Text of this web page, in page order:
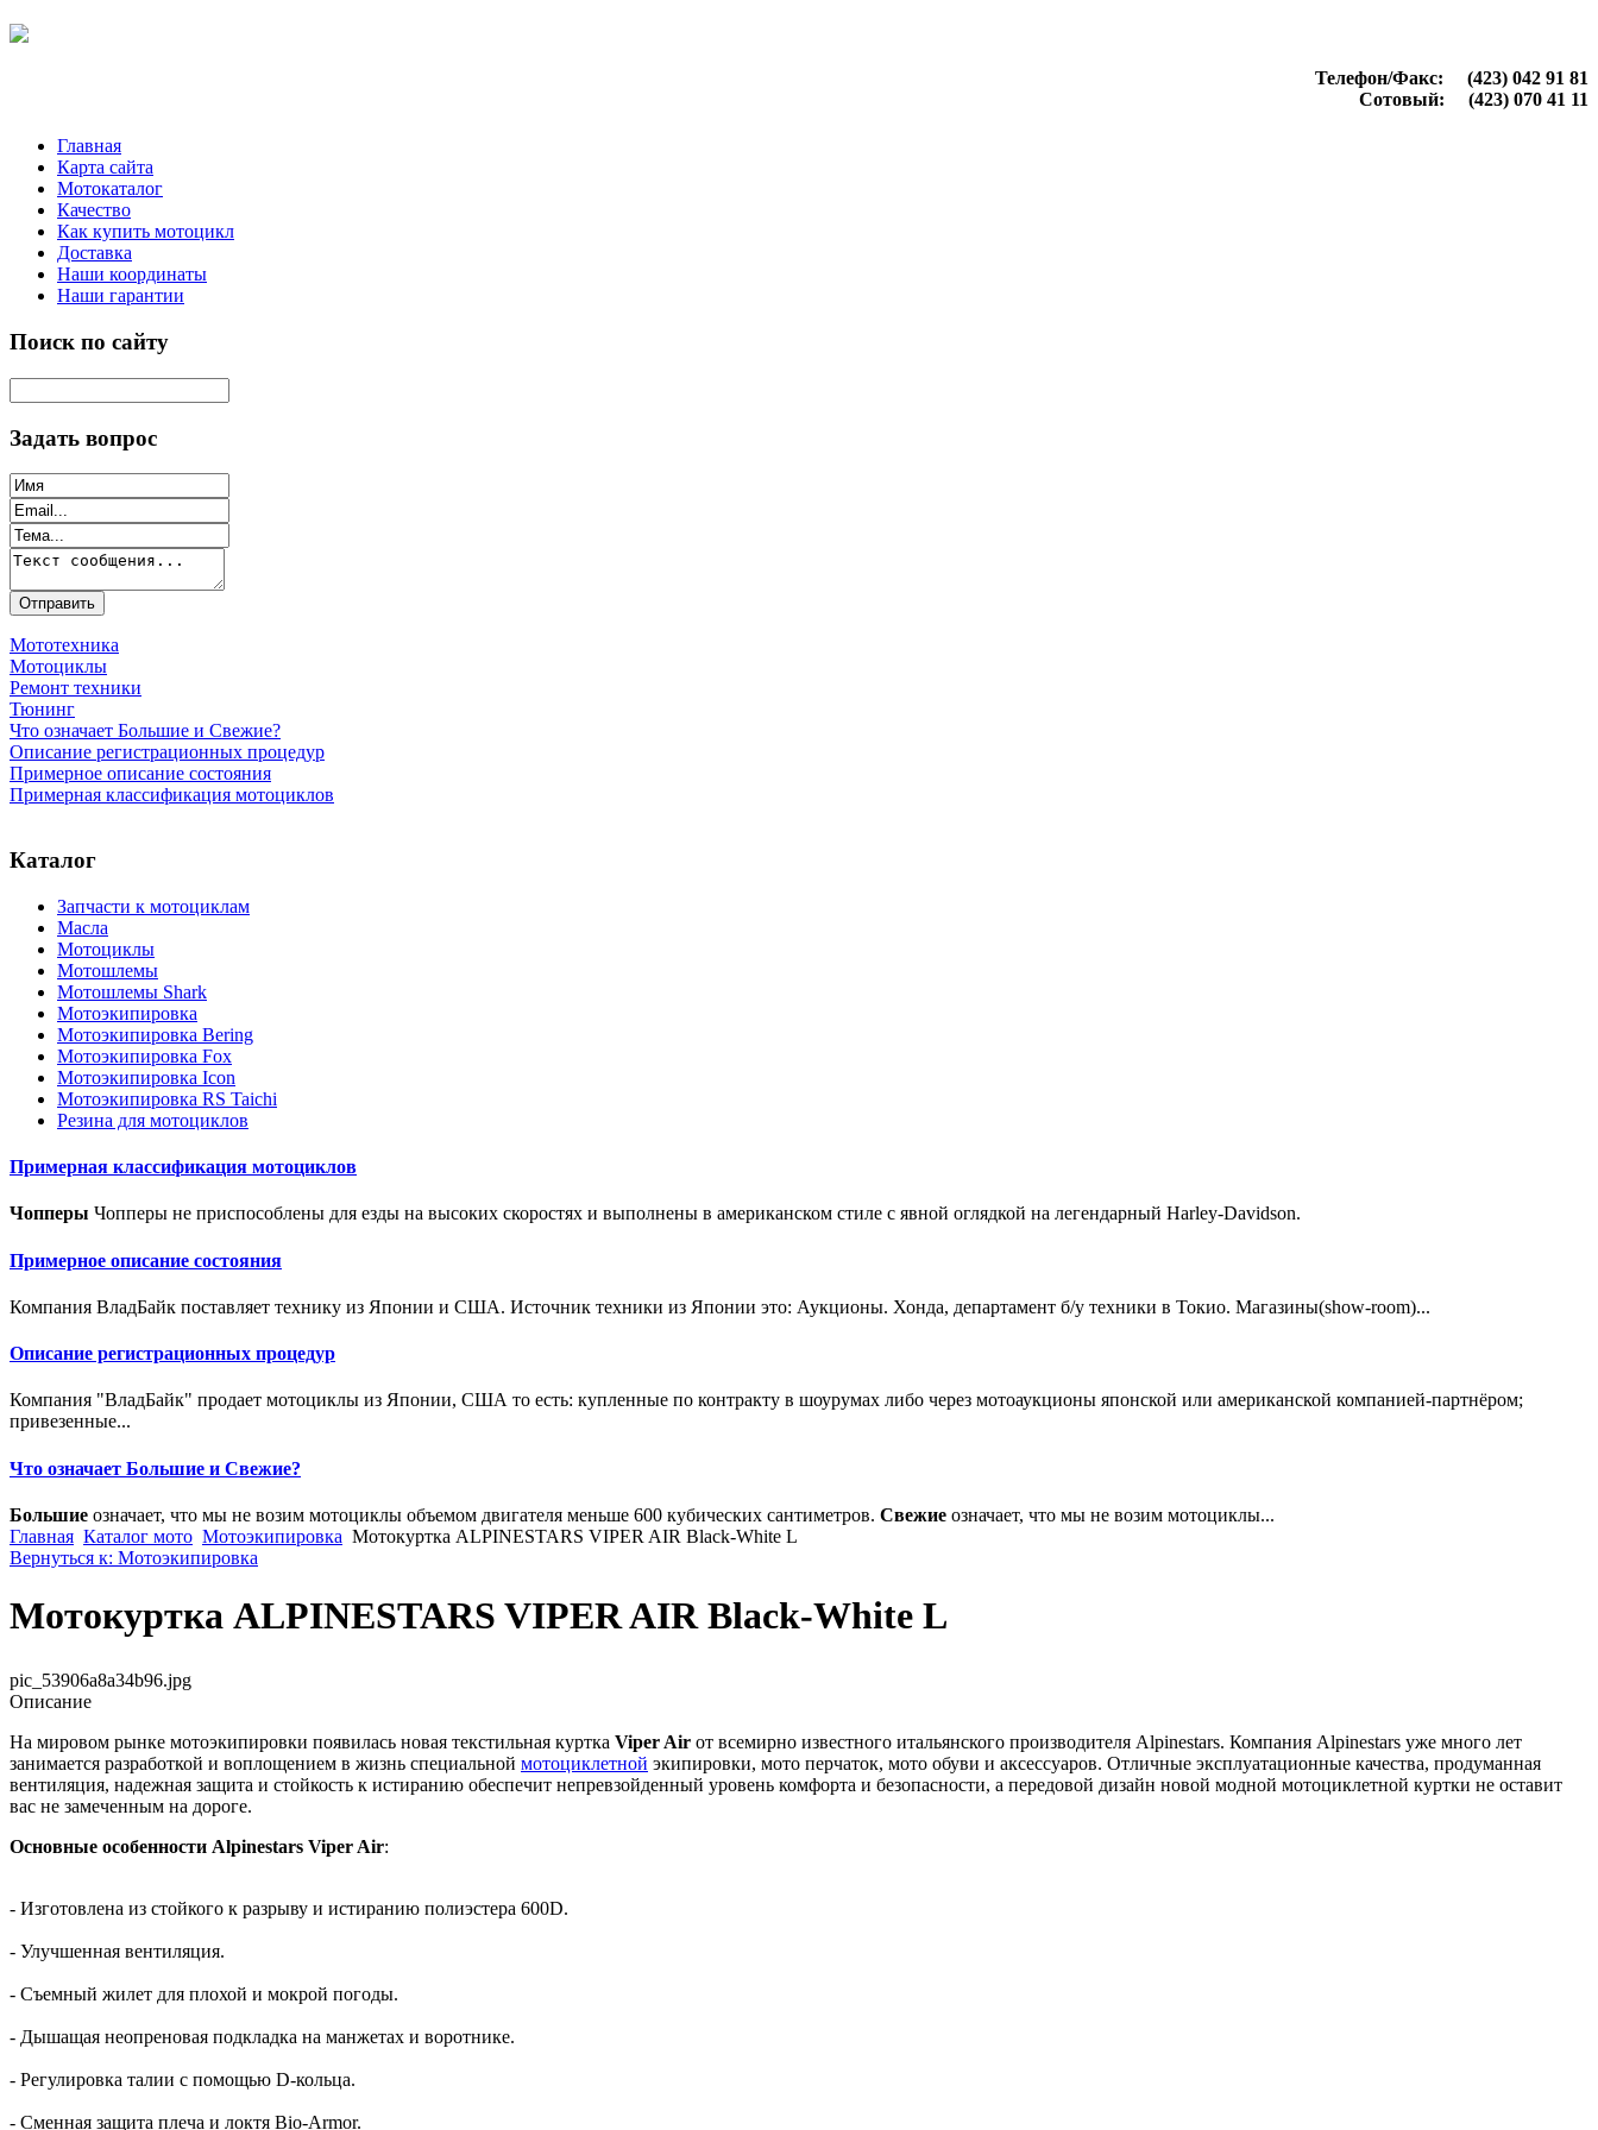
Телефон/Факс: (423) 042 91 81
Сотовый: (423) 070 41 11
Главная
Карта сайта
Мотокаталог
Качество
Как купить мотоцикл
Доставка
Наши координаты
Наши гарантии
Поиск по сайту
Задать вопрос
Мототехника
Мотоциклы
Ремонт техники
Тюнинг
Что означает Большие и Свежие?
Описание регистрационных процедур
Примерное описание состояния
Примерная классификация мотоциклов
Каталог
Запчасти к мотоциклам
Масла
Мотоциклы
Мотошлемы
Мотошлемы Shark
Мотоэкипировка
Мотоэкипировка Bering
Мотоэкипировка Fox
Мотоэкипировка Icon
Мотоэкипировка RS Taichi
Резина для мотоциклов
Примерная классификация мотоциклов
Чопперы Чопперы не приспособлены для езды на высоких скоростях и выполнены в американском стиле с явной оглядкой на легендарный Harley-Davidson.
Примерное описание состояния
Компания ВладБайк поставляет технику из Японии и США. Источник техники из Японии это: Аукционы. Хонда, департамент б/у техники в Токио. Магазины(show-room)...
Описание регистрационных процедур
Компания "ВладБайк" продает мотоциклы из Японии, США то есть: купленные по контракту в шоурумах либо через мотоаукционы японской или американской компанией-партнёром;
привезенные...
Что означает Большие и Свежие?
Большие означает, что мы не возим мотоциклы объемом двигателя меньше 600 кубических сантиметров. Свежие означает, что мы не возим мотоциклы...
Главная Каталог мото Мотоэкипировка Мотокуртка ALPINESTARS VIPER AIR Black-White L
Вернуться к: Мотоэкипировка
Мотокуртка ALPINESTARS VIPER AIR Black-White L
pic_53906a8a34b96.jpg
Описание
На мировом рынке мотоэкипировки появилась новая текстильная куртка Viper Air от всемирно известного итальянского производителя Alpinestars. Компания Alpinestars уже много лет
занимается разработкой и воплощением в жизнь специальной мотоциклетной экипировки, мото перчаток, мото обуви и аксессуаров. Отличные эксплуатационные качества, продуманная
вентиляция, надежная защита и стойкость к истиранию обеспечит непревзойденный уровень комфорта и безопасности, а передовой дизайн новой модной мотоциклетной куртки не оставит
вас не замеченным на дороге.
Основные особенности Alpinestars Viper Air:
- Изготовлена из стойкого к разрыву и истиранию полиэстера 600D.
- Улучшенная вентиляция.
- Съемный жилет для плохой и мокрой погоды.
- Дышащая неопреновая подкладка на манжетах и воротнике.
- Регулировка талии с помощью D-кольца.
- Сменная защита плеча и локтя Bio-Armor.